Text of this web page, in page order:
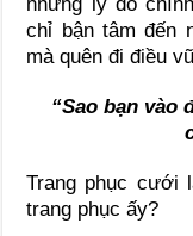
chỉ bận tâm đến
mà quên đi điều
“Sao bạn vào
Trang phục cưới
trang phục ấy?